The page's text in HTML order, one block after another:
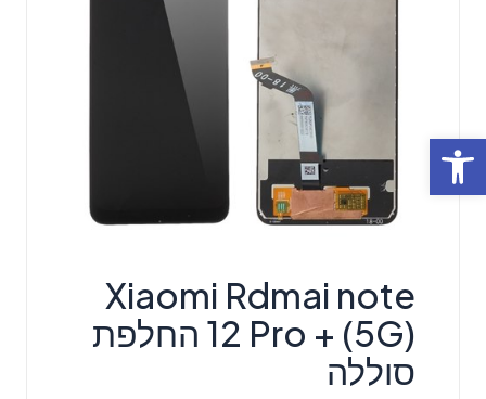
פתח סרגל נגישות
Xiaomi Rdmai note
12 Pro + (5G) החלפת
סוללה